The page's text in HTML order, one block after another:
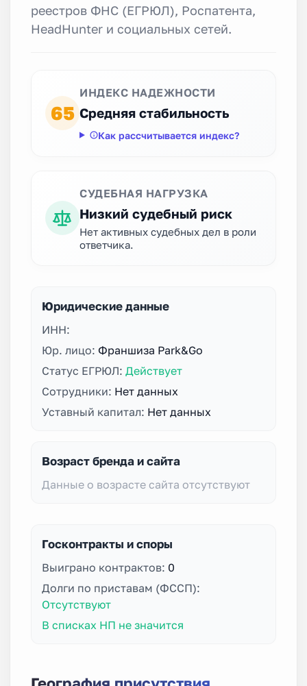
реестров ФНС (ЕГРЮЛ), Роспатента,
HeadHunter и социальных сетей.
65
ИНДЕКС НАДЕЖНОСТИ
Средняя стабильность
Как рассчитывается индекс?
СУДЕБНАЯ НАГРУЗКА
Низкий судебный риск
Нет активных судебных дел в роли
ответчика.
Юридические данные
ИНН:
Юр. лицо: Франшиза Park&Go
Статус ЕГРЮЛ: Действует
Сотрудники: Нет данных
Уставный капитал: Нет данных
Возраст бренда и сайта
Данные о возрасте сайта отсутствуют
Госконтракты и споры
Выиграно контрактов: 0
Долги по приставам (ФССП):
Отсутствуют
В списках НП не значится